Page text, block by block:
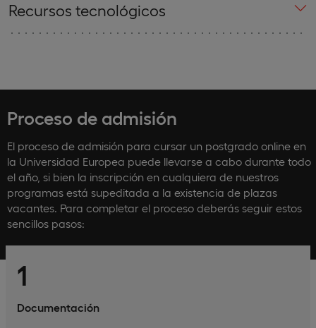
Recursos tecnológicos
Proceso de admisión
El proceso de admisión para cursar un postgrado online en
la Universidad Europea puede llevarse a cabo durante todo
el año, si bien la inscripción en cualquiera de nuestros
programas está supeditada a la existencia de plazas
vacantes. Para completar el proceso deberás seguir estos
sencillos pasos:
1
Documentación